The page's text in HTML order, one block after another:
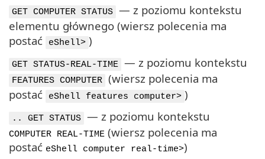
GET COMPUTER STATUS
— z poziomu kontekstu
elementu głównego (wiersz polecenia ma
postać
eShell> )
GET STATUS-REAL-TIME — z poziomu kontekstu
FEATURES COMPUTER
(wiersz polecenia ma
postać
eShell features computer> )
.. GET STATUS — z poziomu kontekstu
COMPUTER REAL-TIME (wiersz polecenia ma
postać eShell computer real-time>)